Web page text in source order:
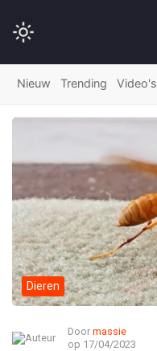
Nieuw Trending Video's
Dieren
Door massie
op 17/04/2023